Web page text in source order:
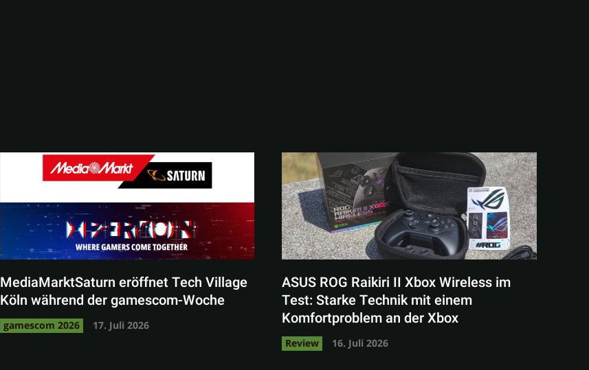
MediaMarktSaturn eröffnet Tech Village
Köln während der gamescom-Woche
gamescom 2026 17. Juli 2026
ASUS ROG Raikiri II Xbox Wireless im
Test: Starke Technik mit einem
Komfortproblem an der Xbox
Review 16. Juli 2026